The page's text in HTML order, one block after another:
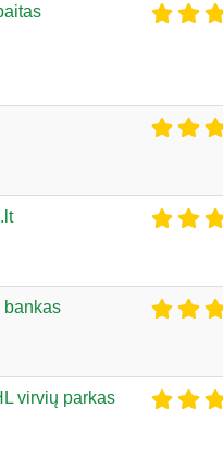
bankas
virvių parkas